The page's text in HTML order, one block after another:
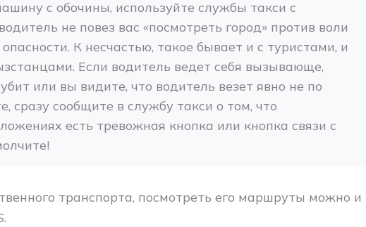
с обочины, используйте службы такси с
не повез вас «посмотреть город» против воли
К несчастью, такое бывает и с туристами, и
Если водитель ведет себя вызывающе,
или вы видите, что водитель везет явно не по
сразу сообщите в службу такси о том, что
есть тревожная кнопка или кнопка связи с
транспорта, посмотреть его маршруты можно и